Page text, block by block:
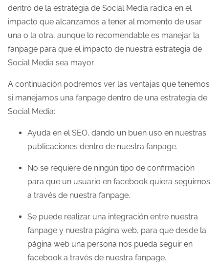
e
c
t
u
r
d
e
l
dentro de la estrategia de Social Media radica en el
impacto que alcanzamos a tener al momento de usar
una o la otra, aunque lo recomendable es manejar la
fanpage para que el impacto de nuestra estrategia de
Social Media sea mayor.
A continuación podremos ver las ventajas que tenemos
si manejamos una fanpage dentro de una estrategia de
Social Media:
Ayuda en el SEO, dando un buen uso en nuestras
publicaciones dentro de nuestra fanpage.
No se requiere de ningún tipo de confirmación
para que un usuario en facebook quiera seguirnos
a través de nuestra fanpage.
Se puede realizar una integración entre nuestra
fanpage y nuestra página web, para que desde la
página web una persona nos pueda seguir en
facebook a través de nuestra fanpage.